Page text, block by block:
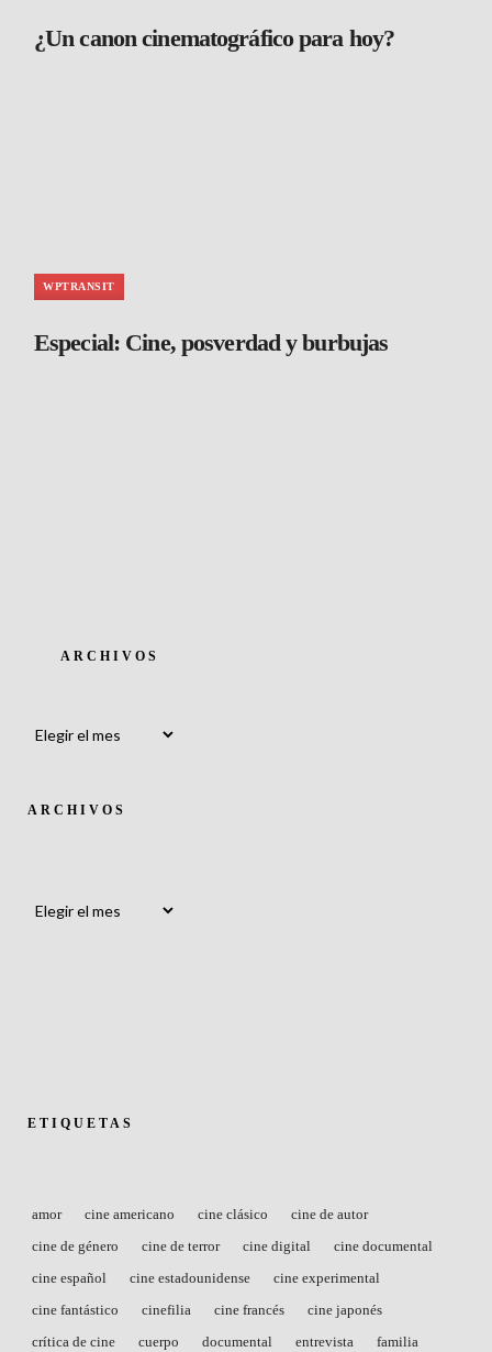
¿Un canon cinematográfico para hoy?
WPTRANSIT
Especial: Cine, posverdad y burbujas
ARCHIVOS
ARCHIVOS
ETIQUETAS
amor cine americano cine clásico
cine de autor
cine de género
cine de terror cine digital
cine documental
cine español
cine estadounidense
cine experimental
cine fantástico
cinefilia cine francés
cine japonés
crítica de cine
cuerpo documental entrevista
familia